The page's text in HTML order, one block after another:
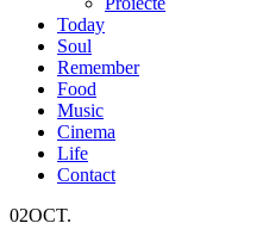
Today
Soul
Remember
Food
Music
Cinema
Life
Contact
02OCT.